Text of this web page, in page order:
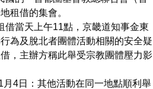
租借的集會。
借當天上午11點，京畿道知事金東
為及脫北者團體活動相關的安全疑
，主辦方稱此舉受宗教團體壓力影
4日：其他活動在同一地點順利舉